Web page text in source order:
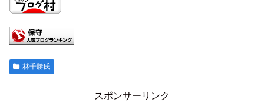
林千勝氏
スポンサーリンク